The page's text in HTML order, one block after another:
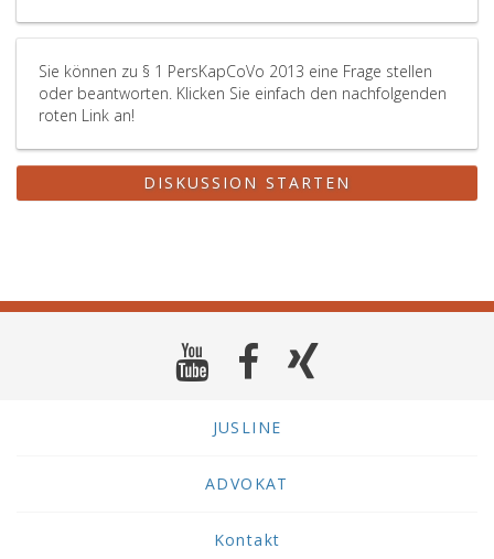
Sie können zu § 1 PersKapCoVo 2013 eine Frage stellen
oder beantworten. Klicken Sie einfach den nachfolgenden
roten Link an!
DISKUSSION STARTEN
JUSLINE
ADVOKAT
Kontakt